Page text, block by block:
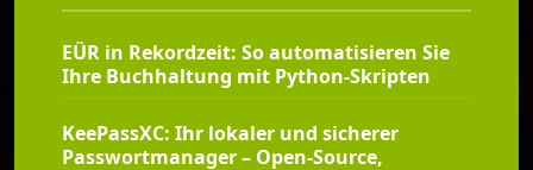
EÜR in Rekordzeit: So automatisieren Sie
Ihre Buchhaltung mit Python-Skripten
KeePassXC: Ihr lokaler und sicherer
Passwortmanager – Open-Source,